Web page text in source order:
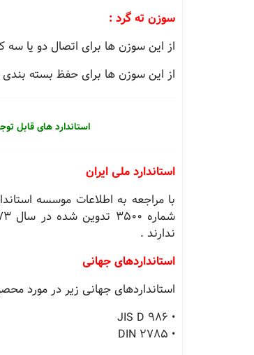
سوزن ته گرد :
از این سوزن ها برای اتصال دو یا
از این سوزن ها برای حفظ بسته بندی
استاندارد های قابل
استاندارد ملی ایران
با مراجعه به اطلاعات موسسه
ندارند .
استانداردهای جهانی
استانداردهای جهانی زیر در مورد
• JIS D 986
• DIN 2785